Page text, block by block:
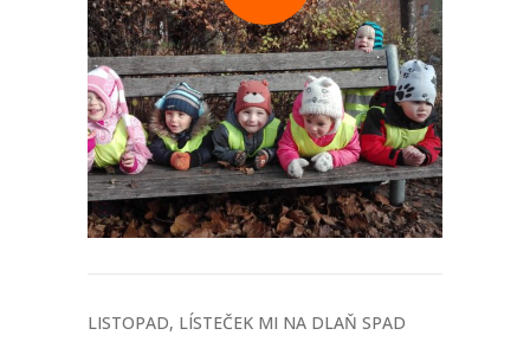
-- Dokumenty ke stažení
-- Přihláška - formulář
-- FAQ – otázky a odpovědi
NOVINKY
O PROJEKTU
FACEBOOK
LISTOPAD, LÍSTEČEK MI NA DLAŇ SPAD